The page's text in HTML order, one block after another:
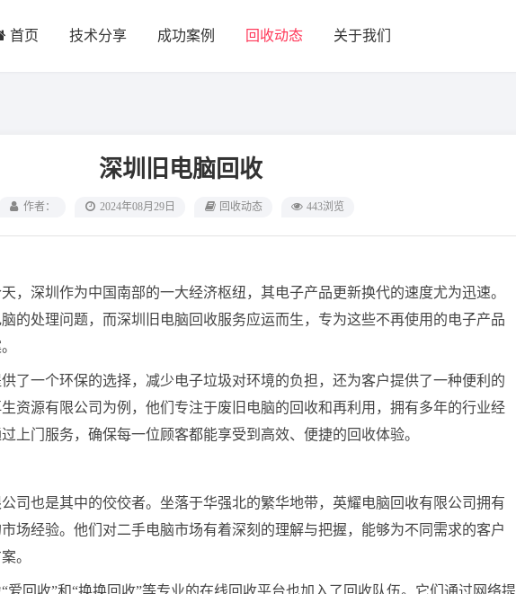
首页 技术分享 成功案例 回收动态 关于我们
深圳旧电脑回收
作者： 2024年08月29日 回收动态 443浏览
，深圳作为中国南部的一大经济枢纽，其电子产品更新换代的速度尤为迅速。
的处理问题，而深圳旧电脑回收服务应运而生，专为这些不再使用的电子产品
了一个环保的选择，减少电子垃圾对环境的负担，还为客户提供了一种便利的
资源有限公司为例，他们专注于废旧电脑的回收和再利用，拥有多年的行业经
上门服务，确保每一位顾客都能享受到高效、便捷的回收体验。
司也是其中的佼佼者。坐落于华强北的繁华地带，英耀电脑回收有限公司拥有
场经验。他们对二手电脑市场有着深刻的理解与把握，能够为不同需求的客户
。
爱回收”和“换换回收”等专业的在线回收平台也加入了回收队伍。它们通过网络提